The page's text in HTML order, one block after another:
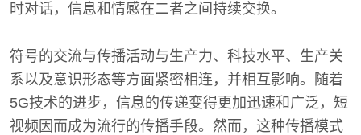
时对话，信息和情感在二者之间持续交换。
符号的交流与传播活动与生产力、科技水平、生产关
系以及意识形态等方面紧密相连，并相互影响。随着
5G技术的进步，信息的传递变得更加迅速和广泛，短
视频因而成为流行的传播手段。然而，这种传播模式